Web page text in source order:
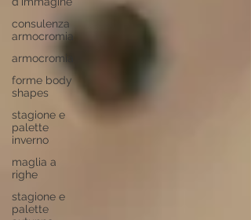
consulenza
armocromia
armocromia
forme body
shapes
stagione e
palette
inverno
maglia a
righe
stagione e
palette